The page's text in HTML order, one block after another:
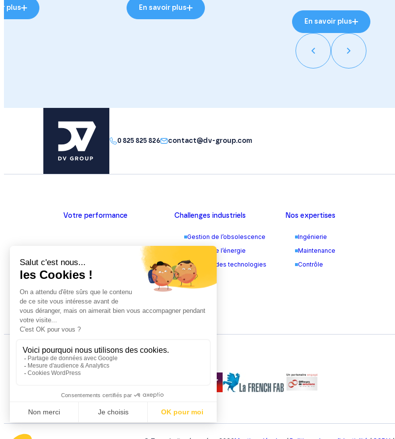
plus En savoir plus
En savoir plus
0 825 825 826 contact@dv-group.com
Votre performance Challenges industriels
Gestion de l’obsolescence
Gestion de l’énergie
Évolution des technologies
Nos expertises
Ingénierie
Maintenance
Contrôle
Nos partenaires